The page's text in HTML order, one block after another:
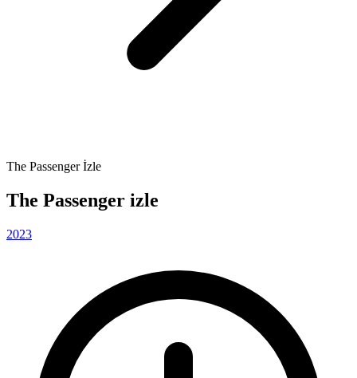
The Passenger İzle
The Passenger izle
2023